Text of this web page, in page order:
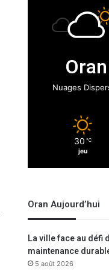
Oran
Nuages
30 ℃
jeu
Oran Aujourd’hui
La ville face au défi
maintenance
5 août 2026